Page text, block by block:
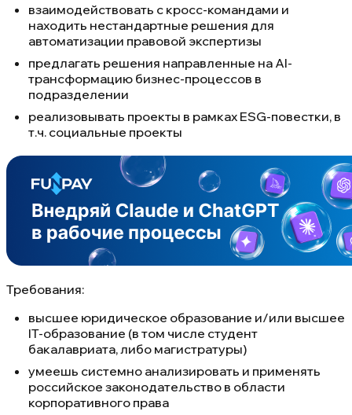
взаимодействовать с кросс-командами и
находить нестандартные решения для
автоматизации правовой экспертизы
предлагать решения направленные на AI-
трансформацию бизнес-процессов в
подразделении
реализовывать проекты в рамках ESG-повестки, в
т.ч. социальные проекты
Требования:
высшее юридическое образование и/или высшее
IT-образование (в том числе студент
бакалавриата, либо магистратуры)
умеешь системно анализировать и применять
российское законодательство в области
корпоративного права